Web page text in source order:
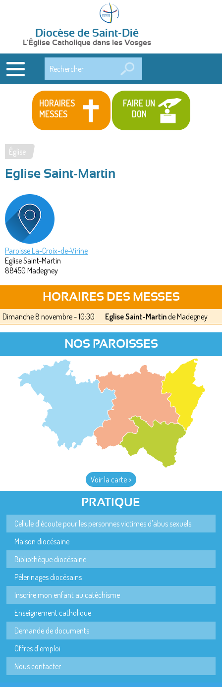
Diocèse de Saint-Dié
L'Église Catholique dans les Vosges
HORAIRES
MESSES
FAIRE UN
DON
Vous
êtes
ici
Église
Eglise Saint-Martin
Paroisse La-Croix-de-Virine
Eglise Saint-Martin
88450 Madegney
HORAIRES DES MESSES
Dimanche 8 novembre - 10:30 Eglise Saint-Martinde Madegney
NOS PAROISSES
Voir la carte >
PRATIQUE
Cellule d'écoute pour les personnes victimes d'abus sexuels
Maison diocésaine
Bibliothèque diocésaine
Pèlerinages diocésains
Inscrire mon enfant au catéchisme
Enseignement catholique
Demande de documents
Offres d'emploi
Nous contacter